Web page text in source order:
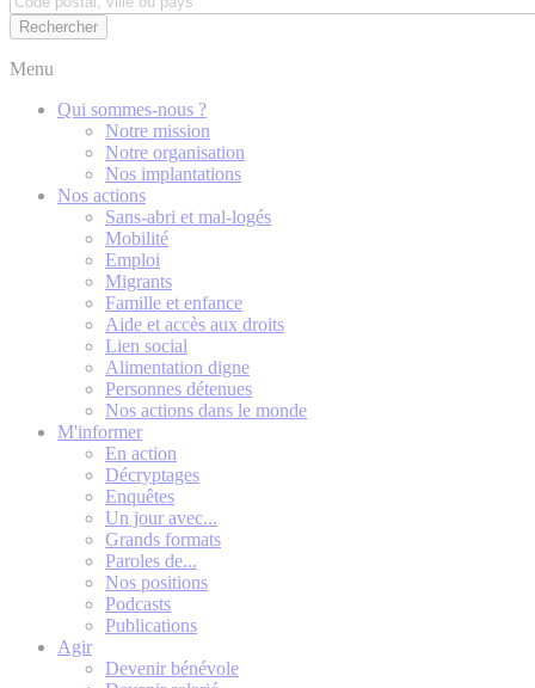
Menu
Qui sommes-nous ?
Notre mission
Notre organisation
Nos implantations
Nos actions
Sans-abri et mal-logés
Mobilité
Emploi
Migrants
Famille et enfance
Aide et accès aux droits
Lien social
Alimentation digne
Personnes détenues
Nos actions dans le monde
M'informer
En action
Décryptages
Enquêtes
Un jour avec...
Grands formats
Paroles de...
Nos positions
Podcasts
Publications
Agir
Devenir bénévole